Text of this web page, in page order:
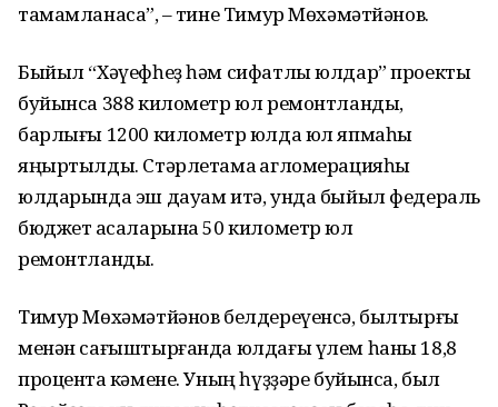
тамамланасаҡ”, – тине Тимур Мөхәмәтйәнов.
Быйыл “Хәүефһеҙ һәм сифатлы юлдар” проекты
буйынса 388 километр юл ремонтланды,
барлығы 1200 километр юлда юл япмаһы
яңыртылды. Стәрлетамаҡ агломерацияһы
юлдарында эш дауам итә, унда быйыл федераль
бюджет аҡсаларына 50 километр юл
ремонтланды.
Тимур Мөхәмәтйәнов белдереүенсә, былтырғы
менән сағыштырғанда юлдағы үлем һаны 18,8
процентҡа кәмене. Уның һүҙҙәре буйынса, был